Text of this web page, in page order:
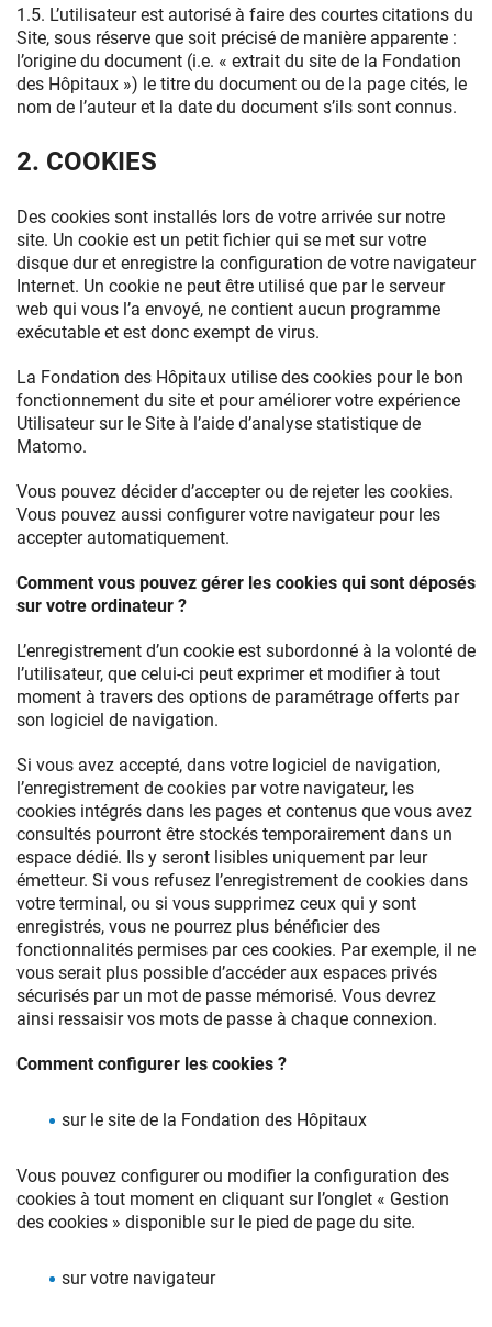
1.5. L’utilisateur est autorisé à faire des courtes citations du
Site, sous réserve que soit précisé de manière apparente :
l’origine du document (i.e. « extrait du site de la Fondation
des Hôpitaux ») le titre du document ou de la page cités, le
nom de l’auteur et la date du document s’ils sont connus.
2. COOKIES
Des cookies sont installés lors de votre arrivée sur notre
site. Un cookie est un petit fichier qui se met sur votre
disque dur et enregistre la configuration de votre navigateur
Internet. Un cookie ne peut être utilisé que par le serveur
web qui vous l’a envoyé, ne contient aucun programme
exécutable et est donc exempt de virus.
La Fondation des Hôpitaux utilise des cookies pour le bon
fonctionnement du site et pour améliorer votre expérience
Utilisateur sur le Site à l’aide d’analyse statistique de
Matomo.
Vous pouvez décider d’accepter ou de rejeter les cookies.
Vous pouvez aussi configurer votre navigateur pour les
accepter automatiquement.
Comment vous pouvez gérer les cookies qui sont déposés
sur votre ordinateur ?
L’enregistrement d’un cookie est subordonné à la volonté de
l’utilisateur, que celui-ci peut exprimer et modifier à tout
moment à travers des options de paramétrage offerts par
son logiciel de navigation.
Si vous avez accepté, dans votre logiciel de navigation,
l’enregistrement de cookies par votre navigateur, les
cookies intégrés dans les pages et contenus que vous avez
consultés pourront être stockés temporairement dans un
espace dédié. Ils y seront lisibles uniquement par leur
émetteur. Si vous refusez l’enregistrement de cookies dans
votre terminal, ou si vous supprimez ceux qui y sont
enregistrés, vous ne pourrez plus bénéficier des
fonctionnalités permises par ces cookies. Par exemple, il ne
vous serait plus possible d’accéder aux espaces privés
sécurisés par un mot de passe mémorisé. Vous devrez
ainsi ressaisir vos mots de passe à chaque connexion.
Comment configurer les cookies ?
sur le site de la Fondation des Hôpitaux
Vous pouvez configurer ou modifier la configuration des
cookies à tout moment en cliquant sur l’onglet « Gestion
des cookies » disponible sur le pied de page du site.
sur votre navigateur